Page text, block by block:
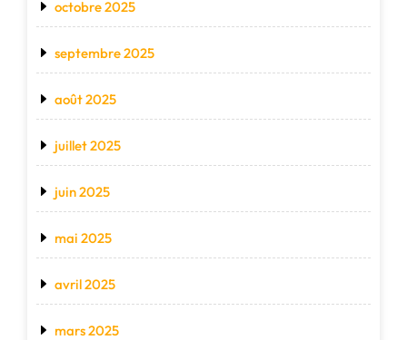
octobre 2025
septembre 2025
août 2025
juillet 2025
juin 2025
mai 2025
avril 2025
mars 2025